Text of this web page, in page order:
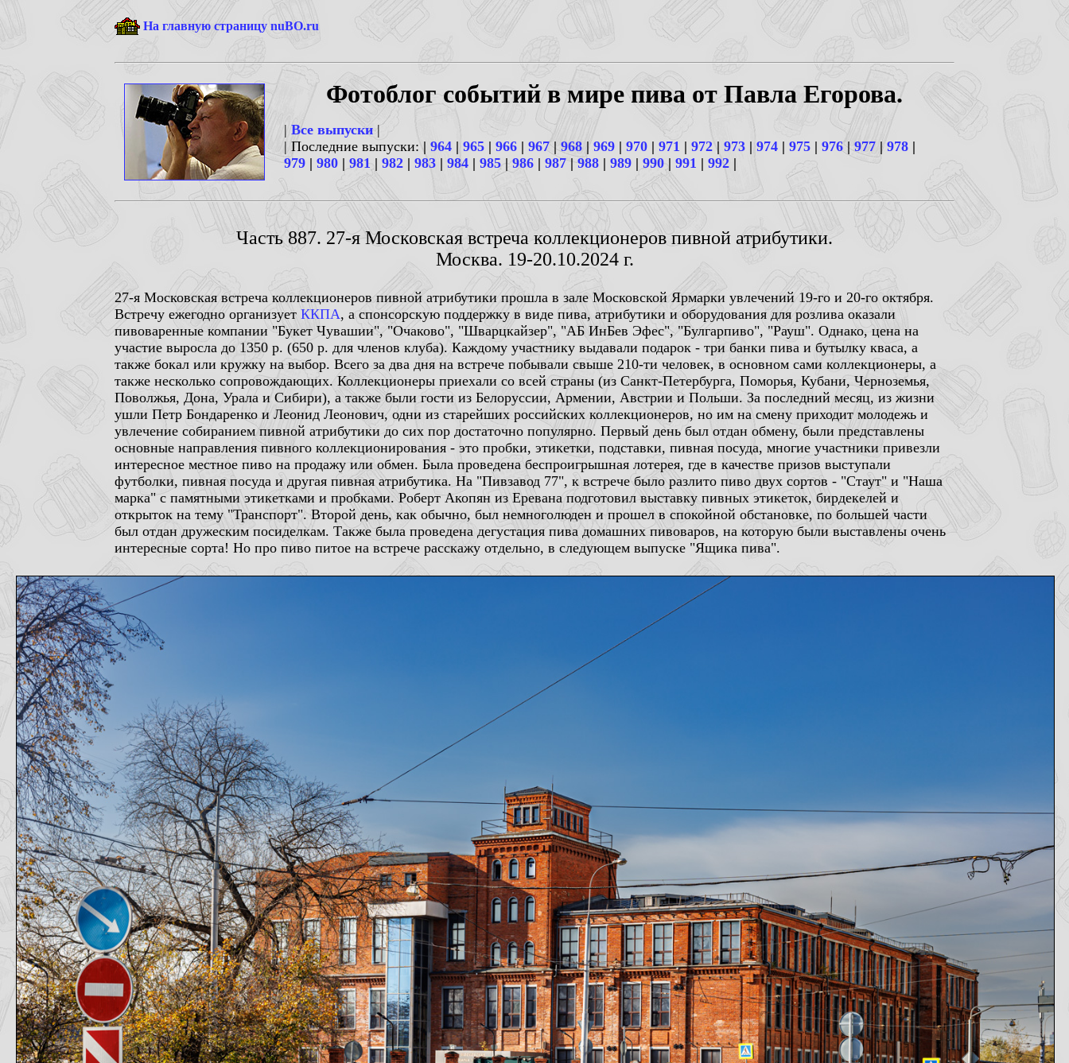
На главную страницу nuBO.ru
Фотоблог событий в мире пива от Павла Егорова.
| Все выпуски |
| Последние выпуски: | 964 | 965 | 966 | 967| 968 | 969 | 970 | 971 | 972 | 973 | 974 | 975 | 976| 977 | 978 |
979 | 980 | 981 | 982 | 983 | 984 | 985 | 986 | 987|988 | 989 | 990 | 991 | 992 |
Часть 887. 27-я Московская встреча коллекционеров пивной атрибутики.
Москва. 19-20.10.2024 г.
27-я Московская встреча коллекционеров пивной атрибутики прошла в зале Московской Ярмарки увлечений 19-го и 20-го октября.
Встречу ежегодно организует ККПА, а спонсорскую поддержку в виде пива, атрибутики и оборудования для розлива оказали
пивоваренные компании "Букет Чувашии", "Очаково", "Шварцкайзер", "АБ ИнБев Эфес", "Булгарпиво", "Рауш". Однако, цена на
участие выросла до 1350 р. (650 р. для членов клуба). Каждому участнику выдавали подарок - три банки пива и бутылку кваса, а
также бокал или кружку на выбор. Всего за два дня на встрече побывали свыше 210-ти человек, в основном сами коллекционеры, а
также несколько сопровождающих. Коллекционеры приехали со всей страны (из Санкт-Петербурга, Поморья, Кубани, Черноземья,
Поволжья, Дона, Урала и Сибири), а также были гости из Белоруссии, Армении, Австрии и Польши. За последний месяц, из жизни
ушли Петр Бондаренко и Леонид Леонович, одни из старейших российских коллекционеров, но им на смену приходит молодежь и
увлечение собиранием пивной атрибутики до сих пор достаточно популярно. Первый день был отдан обмену, были представлены
основные направления пивного коллекционирования - это пробки, этикетки, подставки, пивная посуда, многие участники привезли
интересное местное пиво на продажу или обмен. Была проведена беспроигрышная лотерея, где в качестве призов выступали
футболки, пивная посуда и другая пивная атрибутика. На "Пивзавод 77", к встрече было разлито пиво двух сортов - "Стаут" и "Наша
марка" с памятными этикетками и пробками. Роберт Акопян из Еревана подготовил выставку пивных этикеток, бирдекелей и
открыток на тему "Транспорт". Второй день, как обычно, был немноголюден и прошел в спокойной обстановке, по большей части
был отдан дружеским посиделкам. Также была проведена дегустация пива домашних пивоваров, на которую были выставлены очень
интересные сорта! Но про пиво питое на встрече расскажу отдельно, в следующем выпуске "Ящика пива".